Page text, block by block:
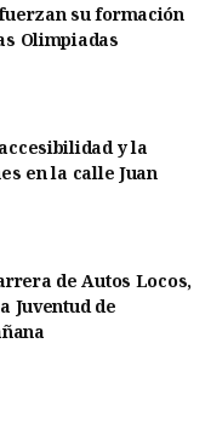
su formación
Olimpiadas
y la
en la calle Juan
de Autos Locos,
Juventud de